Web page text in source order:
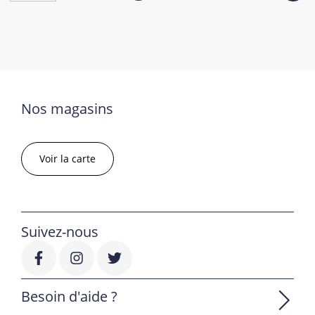
Nos magasins
Voir la carte
Suivez-nous
Besoin d'aide ?